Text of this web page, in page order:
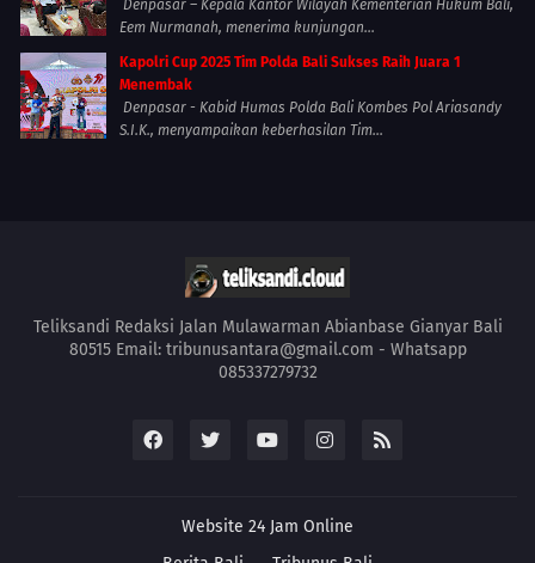
Denpasar – Kepala Kantor Wilayah Kementerian Hukum Bali,
Eem Nurmanah, menerima kunjungan...
Kapolri Cup 2025 Tim Polda Bali Sukses Raih Juara 1
Menembak
Denpasar - Kabid Humas Polda Bali Kombes Pol Ariasandy
S.I.K., menyampaikan keberhasilan Tim...
Teliksandi Redaksi Jalan Mulawarman Abianbase Gianyar Bali
80515 Email: tribunusantara@gmail.com - Whatsapp
085337279732
Website 24 Jam Online